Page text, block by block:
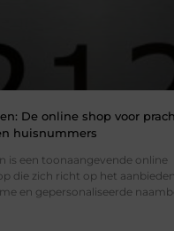
De online shop voor
huisnummers
is een toonaangevende online
die zich richt op het
en gepersonaliseerde